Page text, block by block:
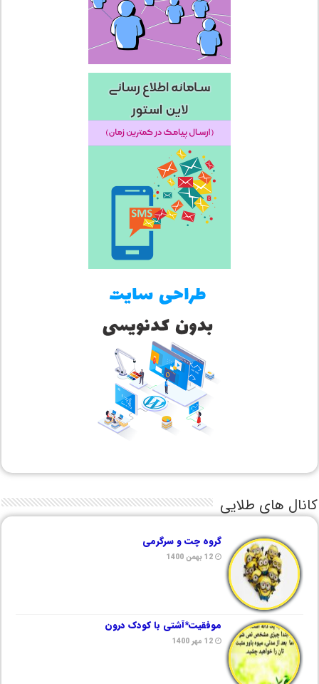
کانال های طلایی
گروه چت و سرگرمی
12 بهمن 1400
موفقیت*آشتی با کودک درون
12 مهر 1400